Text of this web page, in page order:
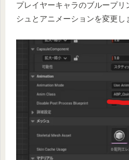
プレイヤーキャラのブループリ
シュとアニメーションを変更し